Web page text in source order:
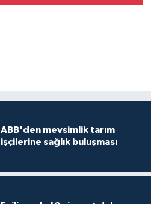
ABB'den mevsimlik tarım
işçilerine sağlık buluşması